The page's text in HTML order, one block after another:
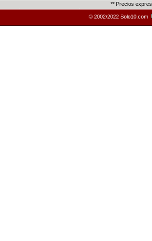
** Precios
© 2002/2022 Solo10.com